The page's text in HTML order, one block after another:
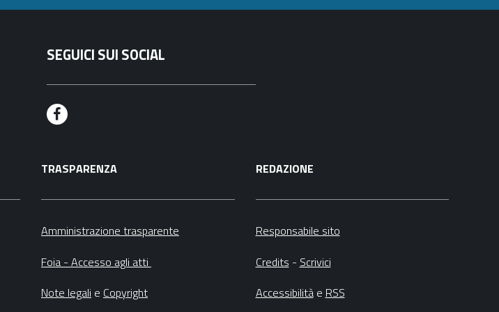
SEGUICI SUI SOCIAL
F
c
e
o
k
TRASPARENZA
Amministrazione trasparente
Foia - Accesso agli atti
Note legali e Copyright
REDAZIONE
Responsabile sito
Credits - Scrivici
Accessibilitàe RSS